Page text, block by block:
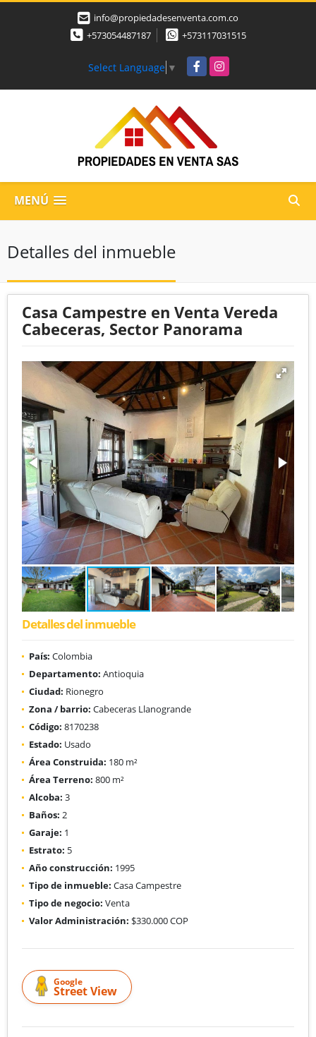
info@propiedadesenventa.com.co
+573054487187
+573117031515
Select Language ▼ FacebookInstagram
MENÚ
Detalles del inmueble
Casa Campestre en Venta Vereda
Cabeceras, Sector Panorama
Detalles del inmueble
País: Colombia
Departamento: Antioquia
Ciudad: Rionegro
Zona / barrio: Cabeceras Llanogrande
Código: 8170238
Estado: Usado
Área Construida: 180 m²
Área Terreno: 800 m²
Alcoba: 3
Baños: 2
Garaje: 1
Estrato: 5
Año construcción: 1995
Tipo de inmueble: Casa Campestre
Tipo de negocio: Venta
Valor Administración: $330.000 COP
Google
Street View